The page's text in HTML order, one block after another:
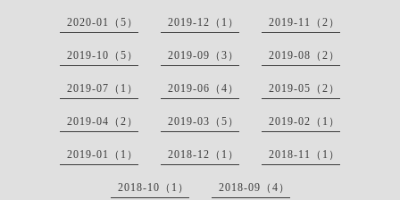
2020-01（5） 2019-12（1） 2019-11（2）
2019-10（5） 2019-09（3） 2019-08（2）
2019-07（1） 2019-06（4） 2019-05（2）
2019-04（2） 2019-03（5） 2019-02（1）
2019-01（1） 2018-12（1） 2018-11（1）
2018-10（1） 2018-09（4）